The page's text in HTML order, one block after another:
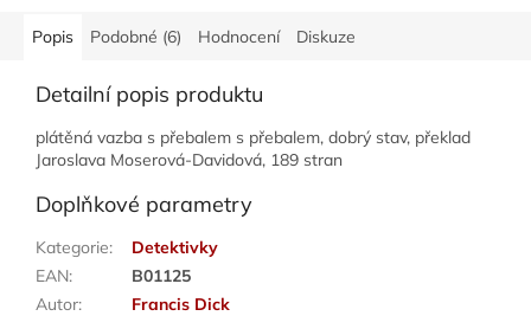
Popis Podobné (6) Hodnocení Diskuze
Detailní popis produktu
plátěná vazba s přebalem s přebalem, dobrý stav, překlad
Jaroslava Moserová-Davidová, 189 stran
Doplňkové parametry
Kategorie:
Detektivky
EAN:
B01125
Autor:
Francis Dick